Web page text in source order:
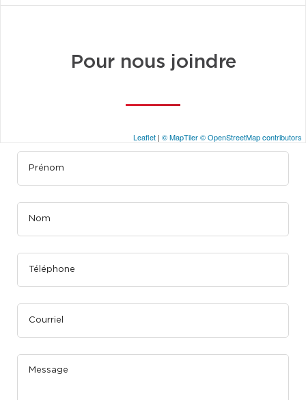
Leaflet | © MapTiler© OpenStreetMap contributors
Pour nous joindre